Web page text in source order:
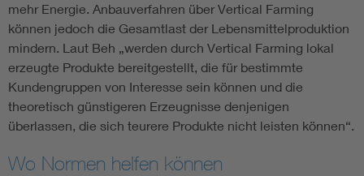
mehr Energie. Anbauverfahren über Vertical Farming
können jedoch die Gesamtlast der Lebensmittelproduktion
mindern. Laut Beh „werden durch Vertical Farming lokal
erzeugte Produkte bereitgestellt, die für bestimmte
Kundengruppen von Interesse sein können und die
theoretisch günstigeren Erzeugnisse denjenigen
überlassen, die sich teurere Produkte nicht leisten können“.
Wo Normen helfen können